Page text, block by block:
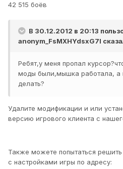
42 515 боёв
В 30.12.2012 в 20:13
anonym_FsMXHYdsxG7I
Ребят,у меня пропал
моды были,мышка работала, а
делать?
Удалите модификации и или
версию игрового клиента с
Также можете попытаться
с настройками игры по адресу: